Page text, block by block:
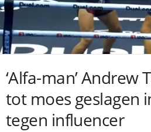
‘Alfa-man’ Andrew
tot moes geslagen
tegen influencer